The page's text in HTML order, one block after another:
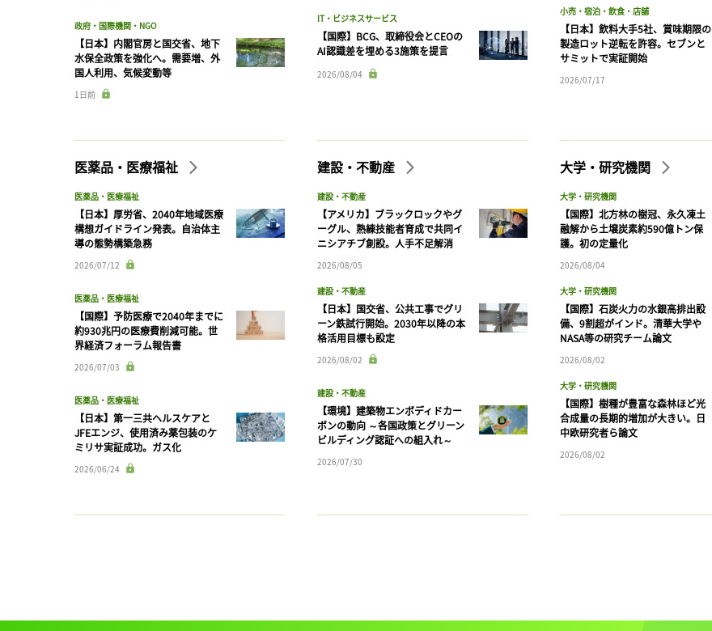
政府・国際機関・NGO
【日本】内閣官房と国交省、地下
水保全政策を強化へ。需要増、外
国人利用、気候変動等
1日前
IT・ビジネスサービス
【国際】BCG、取締役会とCEOの
AI認識差を埋める3施策を提言
2026/08/04
小売・宿泊・飲食・店舗
【日本】飲料大手5社、賞味期限の
製造ロット逆転を許容。セブンと
サミットで実証開始
2026/07/17
医薬品・医療福祉
医薬品・医療福祉
【日本】厚労省、2040年地域医療
構想ガイドライン発表。自治体主
導の態勢構築急務
2026/07/12
医薬品・医療福祉
【国際】予防医療で2040年までに
約930兆円の医療費削減可能。世
界経済フォーラム報告書
2026/07/03
医薬品・医療福祉
【日本】第一三共ヘルスケアと
JFEエンジ、使用済み薬包装のケ
ミリサ実証成功。ガス化
2026/06/24
建設・不動産
建設・不動産
【アメリカ】ブラックロックやグ
ーグル、熟練技能者育成で共同イ
ニシアチブ創設。人手不足解消
2026/08/05
建設・不動産
【日本】国交省、公共工事でグリ
ーン鉄試行開始。2030年以降の本
格活用目標も設定
2026/08/02
建設・不動産
【環境】建築物エンボディドカー
ボンの動向 ～各国政策とグリーン
ビルディング認証への組入れ～
2026/07/30
大学・研究機関
大学・研究機関
【国際】北方林の樹冠、永久凍土
融解から土壌炭素約590億トン保
護。初の定量化
2026/08/04
大学・研究機関
【国際】石炭火力の水銀高排出設
備、9割超がインド。清華大学や
NASA等の研究チーム論文
2026/08/02
大学・研究機関
【国際】樹種が豊富な森林ほど光
合成量の長期的増加が大きい。日
中欧研究者ら論文
2026/08/02
ログイン 会員登録